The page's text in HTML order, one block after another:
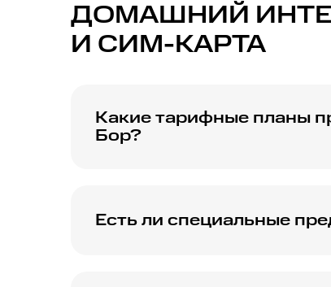
ДОМАШНИЙ
И СИМ-КАРТА
Какие тарифные планы
Бор?
Есть ли специальные